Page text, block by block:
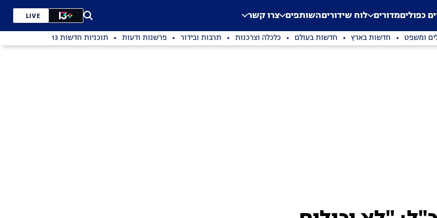
Application error: a
. כפוליםמדורים לוח שידוריםהשותפים צרו קשר LIVE
ומשפט חדשות בארץ חדשות בעולם כלכלה וצרכנות תרבות ובידור פרשנות ודעות תוכניות חדשות 13